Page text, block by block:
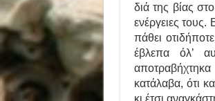
διά της βίας
ενέργειες
πάθει
έβλεπα όλ’
κατάλαβα, ότι
κι έτσι